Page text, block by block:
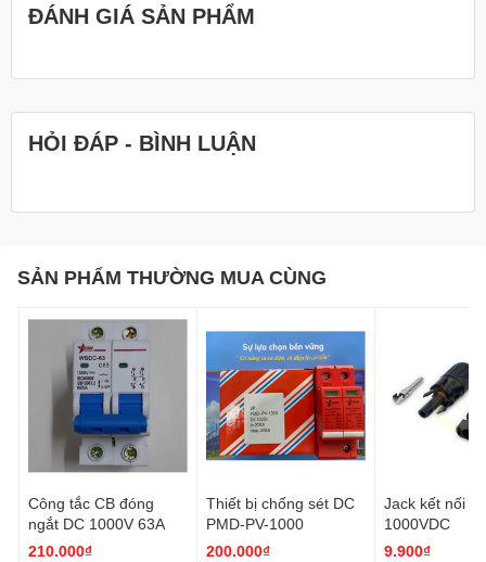
ĐÁNH GIÁ SẢN PHẨM
HỎI ĐÁP - BÌNH LUẬN
SẢN PHẨM THƯỜNG MUA CÙNG
Công tắc CB đóng
ngắt DC 1000V 63A
210.000₫
Thiết bị chống sét DC
PMD-PV-1000
200.000₫
Jack kết nối
1000VDC
9.900₫